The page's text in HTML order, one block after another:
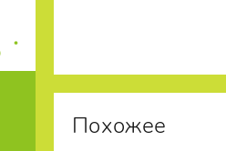
Похожее